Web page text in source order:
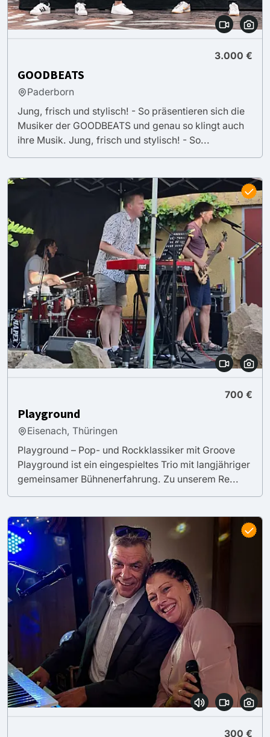
3.000 €
GOODBEATS
Paderborn
Jung, frisch und stylisch! - So präsentieren sich die
Musiker der GOODBEATS und genau so klingt auch
ihre Musik. Jung, frisch und stylisch! - So...
700 €
Playground
Eisenach, Thüringen
Playground – Pop- und Rockklassiker mit Groove
Playground ist ein eingespieltes Trio mit langjähriger
gemeinsamer Bühnenerfahrung. Zu unserem Re...
300 €